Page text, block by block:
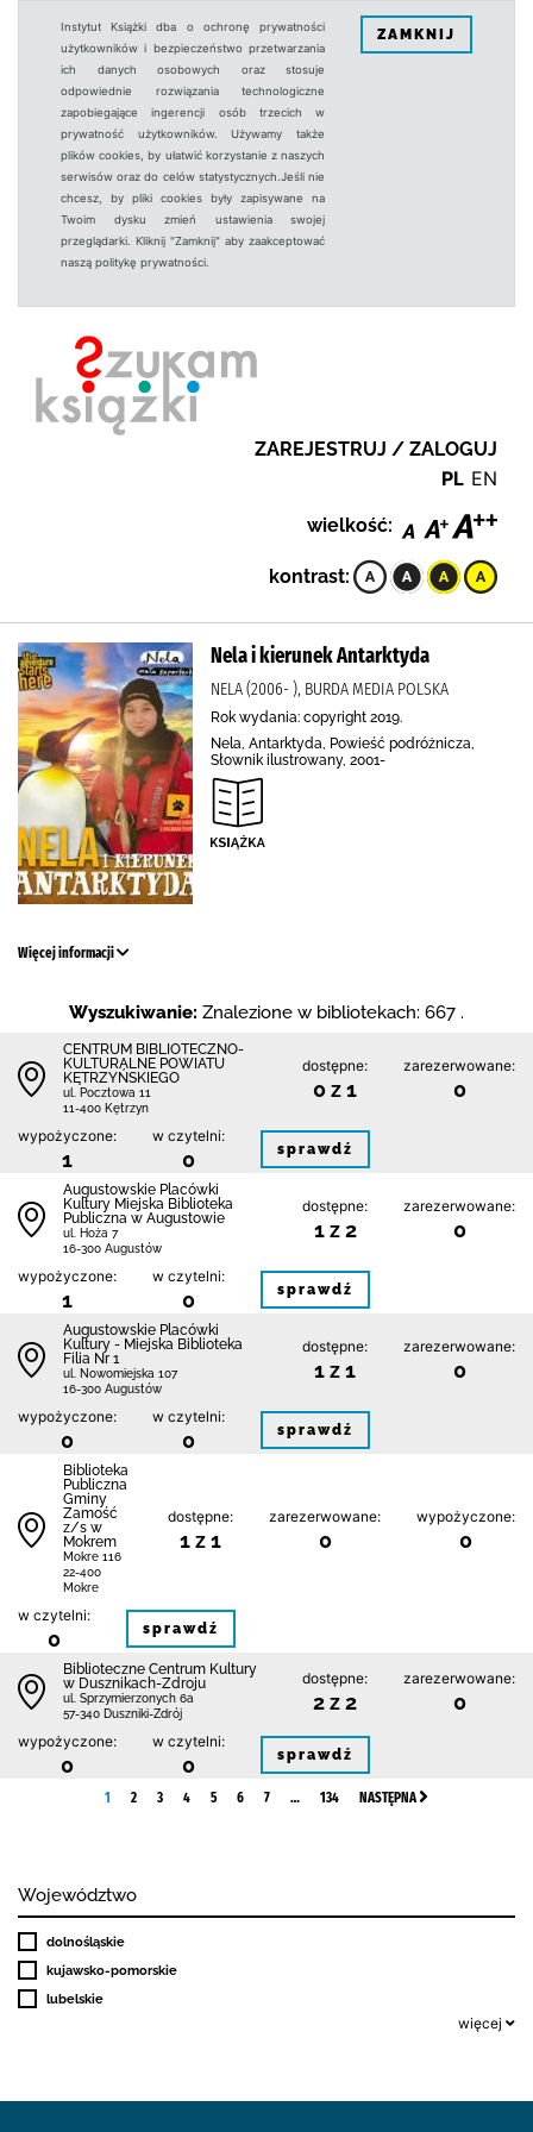
Instytut Książki dba o ochronę prywatności
użytkowników i bezpieczeństwo przetwarzania
ich danych osobowych oraz stosuje
odpowiednie rozwiązania technologiczne
zapobiegające ingerencji osób trzecich w
prywatność użytkowników. Używamy także
plików cookies, by ułatwić korzystanie z naszych
serwisów oraz do celów statystycznych.Jeśli nie
chcesz, by pliki cookies były zapisywane na
Twoim dysku zmień ustawienia swojej
przeglądarki. Kliknij "Zamknij" aby zaakceptować
naszą politykę prywatności.
ZAMKNIJ
ZAREJESTRUJ / ZALOGUJ
PL EN
wielkość:
kontrast:
Nela i kierunek Antarktyda
NELA (2006- ), BURDA MEDIA POLSKA
Rok wydania: copyright 2019.
Nela, Antarktyda, Powieść podróżnicza,
Słownik ilustrowany, 2001-
Więcej informacji
Wyszukiwanie: Znalezione w bibliotekach: 667 .
CENTRUM BIBLIOTECZNO-
KULTURALNE POWIATU
KĘTRZYŃSKIEGO
ul. Pocztowa 11
11-400 Kętrzyn
dostępne:
0 z 1
zarezerwowane:
0
wypożyczone:
1
w czytelni:
0 sprawdź
Augustowskie Placówki
Kultury Miejska Biblioteka
Publiczna w Augustowie
ul. Hoża 7
16-300 Augustów
dostępne:
1 z 2
zarezerwowane:
0
wypożyczone:
1
w czytelni:
0 sprawdź
Augustowskie Placówki
Kultury - Miejska Biblioteka
Filia Nr 1
ul. Nowomiejska 107
16-300 Augustów
dostępne:
1 z 1
zarezerwowane:
0
wypożyczone:
0
w czytelni:
0 sprawdź
Biblio­teka
Publiczna
Gminy
Zamość
z/s w
Mokrem
Mokre 116
22-400
Mokre
dostępne:
1 z 1
zarezerwowane:
0
wypożyczone:
0
w czytelni:
0 sprawdź
Biblioteczne Centrum Kultury
w Dusznikach-Zdroju
ul. Sprzymierzonych 6a
57-340 Duszniki-Zdrój
dostępne:
2 z 2
zarezerwowane:
0
wypożyczone:
0
w czytelni:
0 sprawdź
1 2 3 4 5 6 7 … 134 NASTĘPNA
Województwo
dolnośląskie
kujawsko-pomorskie
lubelskie
więcej